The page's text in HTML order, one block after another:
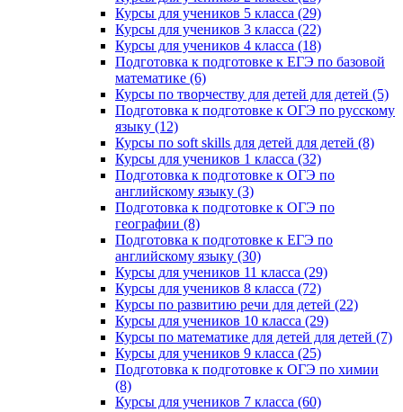
Курсы для учеников 5 класса (29)
Курсы для учеников 3 класса (22)
Курсы для учеников 4 класса (18)
Подготовка к подготовке к ЕГЭ по базовой
математике (6)
Курсы по творчеству для детей для детей (5)
Подготовка к подготовке к ОГЭ по русскому
языку (12)
Курсы по soft skills для детей для детей (8)
Курсы для учеников 1 класса (32)
Подготовка к подготовке к ОГЭ по
английскому языку (3)
Подготовка к подготовке к ОГЭ по
географии (8)
Подготовка к подготовке к ЕГЭ по
английскому языку (30)
Курсы для учеников 11 класса (29)
Курсы для учеников 8 класса (72)
Курсы по развитию речи для детей (22)
Курсы для учеников 10 класса (29)
Курсы по математике для детей для детей (7)
Курсы для учеников 9 класса (25)
Подготовка к подготовке к ОГЭ по химии
(8)
Курсы для учеников 7 класса (60)